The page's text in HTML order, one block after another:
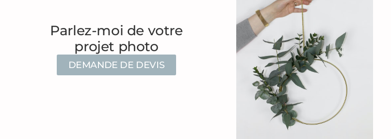
Parlez-moi de votre
projet photo
DEMANDE DE DEVIS